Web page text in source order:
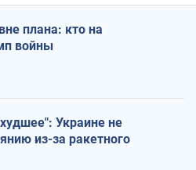
плана: кто на
войны
Украине не
из-за ракетного